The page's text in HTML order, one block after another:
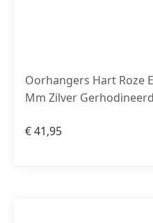
Oorhangers Hart Roze
Mm Zilver Gerhodineerd
€41,95